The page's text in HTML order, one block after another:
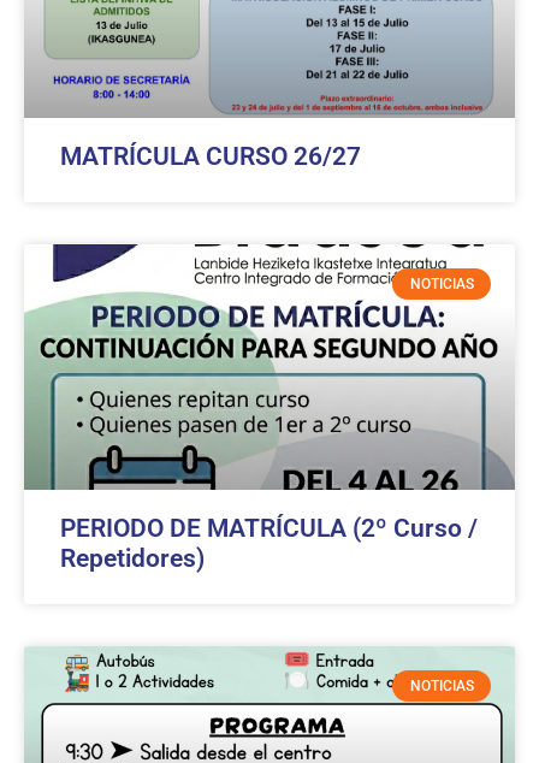
MATRÍCULA CURSO 26/27
NOTICIAS
PERIODO DE MATRÍCULA (2º Curso /
Repetidores)
NOTICIAS